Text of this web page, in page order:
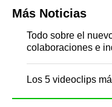
Más Noticias
Todo sobre el
colaboraciones e
Los 5 videoclips